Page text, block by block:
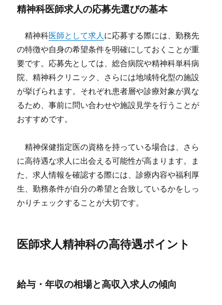
精神科医師求人の応募先選びの基本
精神科医師として求人に応募する際には、勤務先
の特徴や自身の希望条件を明確にしておくことが重
要です。応募先としては、総合病院や精神科単科病
院、精神科クリニック、さらには地域特化型の施設
が挙げられます。それぞれ患者層や診療対象が異な
るため、事前に問い合わせや施設見学を行うことが
おすすめです。
精神保健指定医の資格を持っている場合は、さら
に高待遇な求人に出会える可能性が高まります。ま
た、求人情報を確認する際には、診療内容や福利厚
生、勤務条件が自分の希望と合致しているかをしっ
かりチェックすることが大切です。
医師求人精神科の高待遇ポイント
給与・年収の相場と高収入求人の傾向